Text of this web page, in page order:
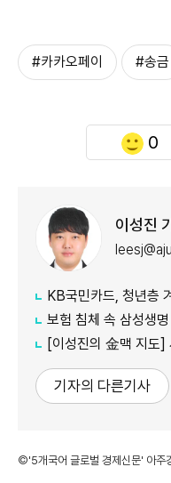
#카카오페이 #송금
0
이성진
KB국민카드, 청년층 겨
보험 침체 속 삼성생명
[이성진의 金맥 지도] 사라
기자의 다른기사
©'5개국어 글로벌 경제신문' 아주